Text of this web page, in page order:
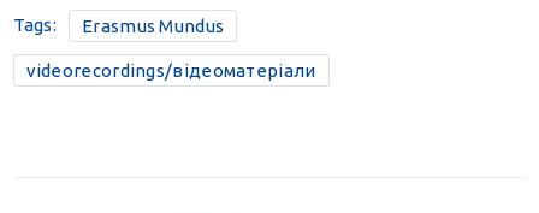
Tags: Erasmus Mundus
videorecordings/відеоматеріали